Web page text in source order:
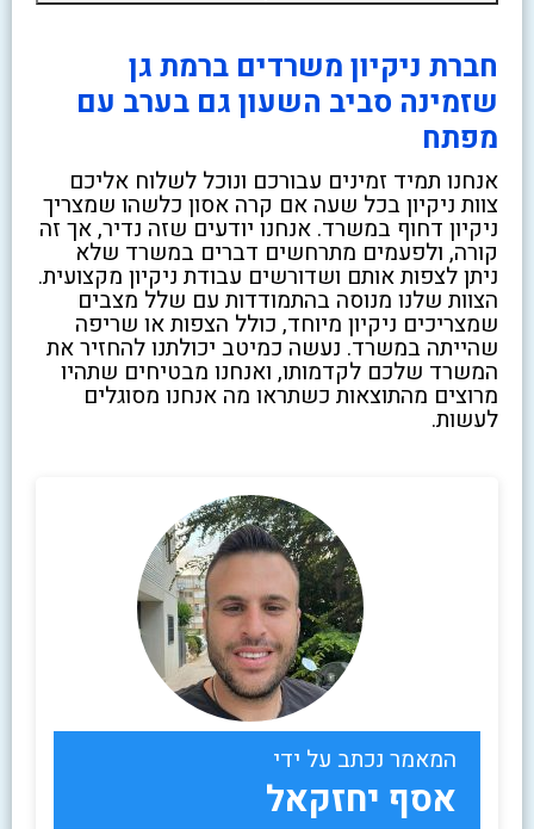
חברת ניקיון משרדים ברמת גן
שזמינה סביב השעון גם בערב עם
מפתח
אנחנו תמיד זמינים עבורכם ונוכל לשלוח אליכם
צוות ניקיון בכל שעה אם קרה אסון כלשהו שמצריך
ניקיון דחוף במשרד. אנחנו יודעים שזה נדיר, אך זה
קורה, ולפעמים מתרחשים דברים במשרד שלא
ניתן לצפות אותם ושדורשים עבודת ניקיון מקצועית.
הצוות שלנו מנוסה בהתמודדות עם שלל מצבים
שמצריכים ניקיון מיוחד, כולל הצפות או שריפה
שהייתה במשרד. נעשה כמיטב יכולתנו להחזיר את
המשרד שלכם לקדמותו, ואנחנו מבטיחים שתהיו
מרוצים מהתוצאות כשתראו מה אנחנו מסוגלים
לעשות.
המאמר נכתב על ידי
אסף יחזקאל